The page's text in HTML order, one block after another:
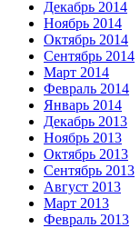
Декабрь 2014
Ноябрь 2014
Октябрь 2014
Сентябрь 2014
Март 2014
Февраль 2014
Январь 2014
Декабрь 2013
Ноябрь 2013
Октябрь 2013
Сентябрь 2013
Август 2013
Март 2013
Февраль 2013